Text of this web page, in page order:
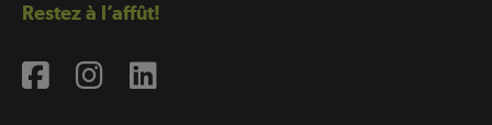
Restez à l’affût!